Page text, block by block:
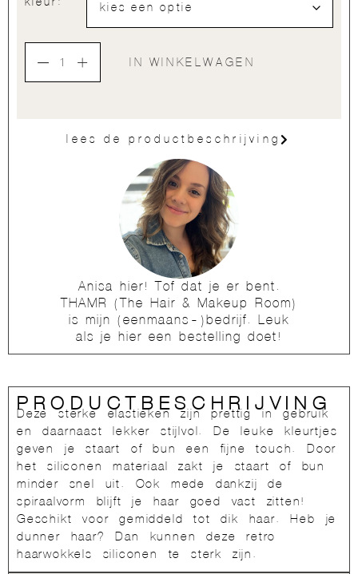
IN WINKELWAGEN
lees de productbeschrijving
Anisa hier! Tof dat je er bent.
THAMR (The Hair & Makeup Room)
is mijn (eenmaans-)bedrijf. Leuk
als je hier een bestelling doet!
PRODUCTBESCHRIJVING
Deze sterke elastieken zijn prettig in gebruik
en daarnaast lekker stijlvol. De leuke kleurtjes
geven je staart of bun een fijne touch. Door
het siliconen materiaal zakt je staart of bun
minder snel uit. Ook mede dankzij de
spiraalvorm blijft je haar goed vast zitten!
Geschikt voor gemiddeld tot dik haar. Heb je
dunner haar? Dan kunnen deze retro
haarwokkels siliconen te sterk zijn.